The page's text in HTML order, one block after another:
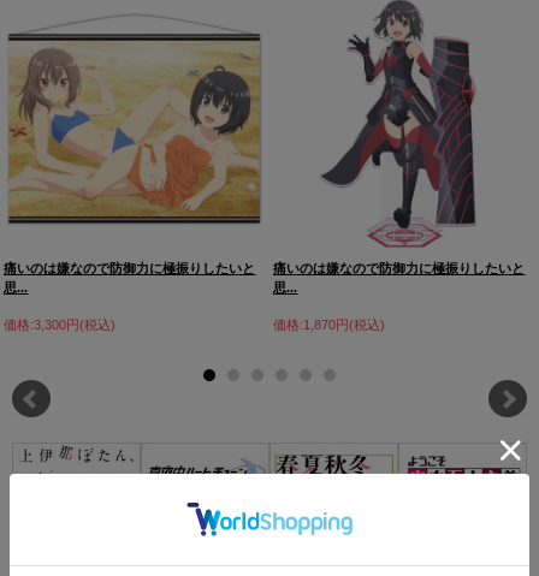
痛いのは嫌なので防御力に極振りしたいと
思...
価格:3,300円(税込)
痛いのは嫌なので防御力に極振りしたいと
思...
価格:1,870円(税込)